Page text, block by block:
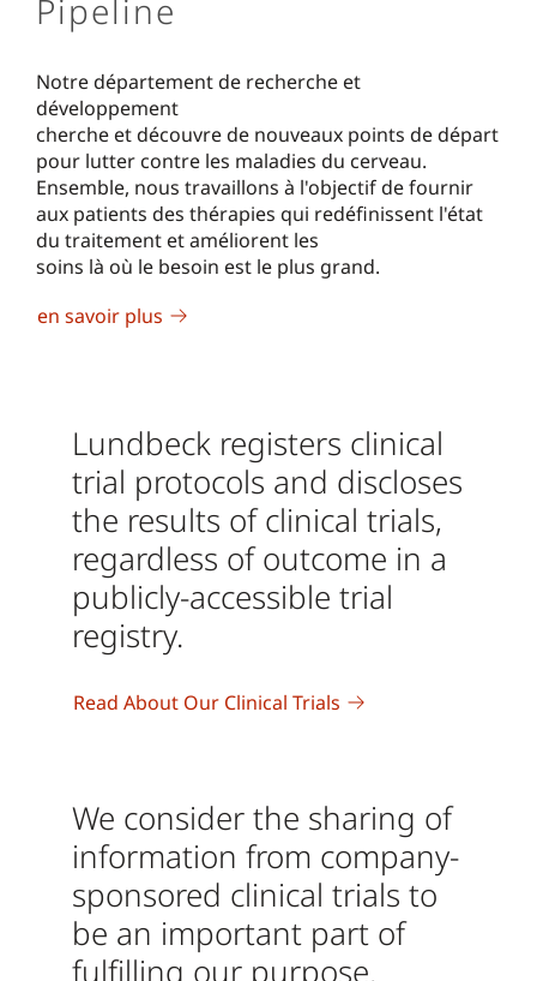
Pipeline
Notre département de recherche et
développement
cherche et découvre de nouveaux points de départ
pour lutter contre les maladies du cerveau.
Ensemble, nous travaillons à l'objectif de fournir
aux patients des thérapies qui redéfinissent l'état
du traitement et améliorent les
soins là où le besoin est le plus grand.
en savoir plus
Lundbeck registers clinical
trial protocols and discloses
the results of clinical trials,
regardless of outcome in a
publicly-accessible trial
registry.
Read About Our Clinical Trials
We consider the sharing of
information from company-
sponsored clinical trials to
be an important part of
fulfilling our purpose.